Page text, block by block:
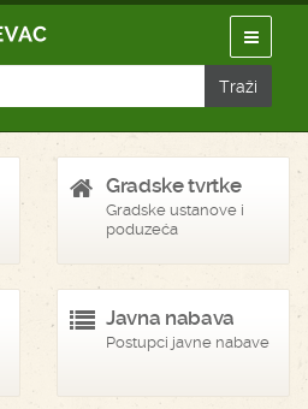
Gradske tvrtke
Gradske ustanove i
poduzeća
Javna nabava
Postupci javne nabave